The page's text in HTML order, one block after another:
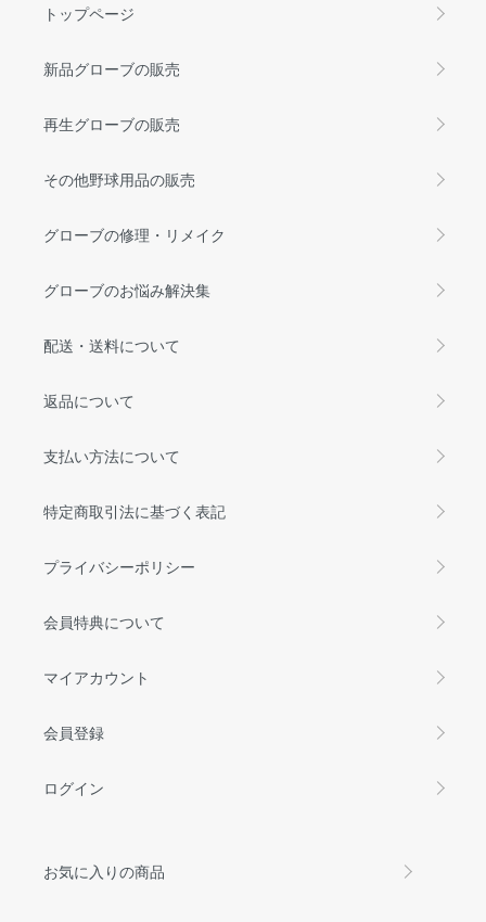
トップページ
新品グローブの販売
再生グローブの販売
その他野球用品の販売
グローブの修理・リメイク
グローブのお悩み解決集
配送・送料について
返品について
支払い方法について
特定商取引法に基づく表記
プライバシーポリシー
会員特典について
マイアカウント
会員登録
ログイン
お気に入りの商品